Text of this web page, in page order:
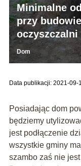
Minimalne
przy
Dom
Data publikacji: 2021-09-
Posiadając dom
będziemy
jest podłączenie
wszystkie gminy
szambo zaś nie